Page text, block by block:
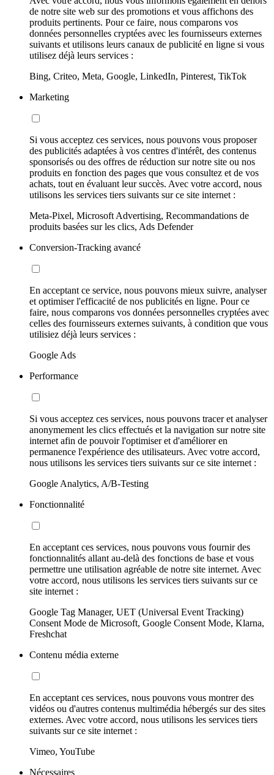
de notre site web sur des promotions et vous affichons des
produits pertinents. Pour ce faire, nous comparons vos
données personnelles cryptées avec les fournisseurs externes
suivants et utilisons leurs canaux de publicité en ligne si vous
utilisez déjà leurs services :
Bing, Criteo, Meta, Google, LinkedIn, Pinterest, TikTok
Marketing
Si vous acceptez ces services, nous pouvons vous proposer
des publicités adaptées à vos centres d'intérêt, des contenus
sponsorisés ou des offres de réduction sur notre site ou nos
produits en fonction des pages que vous consultez et de vos
achats, tout en évaluant leur succès. Avec votre accord, nous
utilisons les services tiers suivants sur ce site internet :
Meta-Pixel, Microsoft Advertising, Recommandations de
produits basées sur les clics, Ads Defender
Conversion-Tracking avancé
En acceptant ce service, nous pouvons mieux suivre, analyser
et optimiser l'efficacité de nos publicités en ligne. Pour ce
faire, nous comparons vos données personnelles cryptées avec
celles des fournisseurs externes suivants, à condition que vous
utilisiez déjà leurs services :
Google Ads
Performance
Si vous acceptez ces services, nous pouvons tracer et analyser
anonymement les clics effectués et la navigation sur notre site
internet afin de pouvoir l'optimiser et d'améliorer en
permanence l'expérience des utilisateurs. Avec votre accord,
nous utilisons les services tiers suivants sur ce site internet :
Google Analytics, A/B-Testing
Fonctionnalité
En acceptant ces services, nous pouvons vous fournir des
fonctionnalités allant au-delà des fonctions de base et vous
permettre une utilisation agréable de notre site internet. Avec
votre accord, nous utilisons les services tiers suivants sur ce
site internet :
Google Tag Manager, UET (Universal Event Tracking)
Consent Mode de Microsoft, Google Consent Mode, Klarna,
Freshchat
Contenu média externe
En acceptant ces services, nous pouvons vous montrer des
vidéos ou d'autres contenus multimédia hébergés sur des sites
externes. Avec votre accord, nous utilisons les services tiers
suivants sur ce site internet :
Vimeo, YouTube
Nécessaires